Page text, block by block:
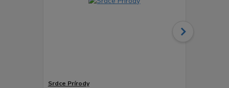
Srdce Prírody